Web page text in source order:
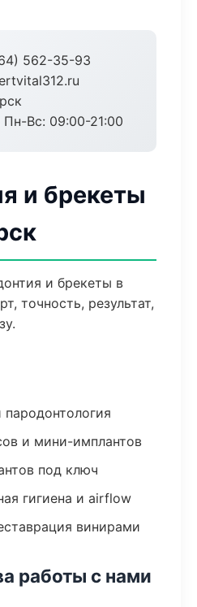
562-35-93
Пн-Вс: 09:00-21:00
и брекеты
и брекеты в
точность, результат,
и мини-имплантов
под ключ
гигиена и airflow
винирами
работы с нами